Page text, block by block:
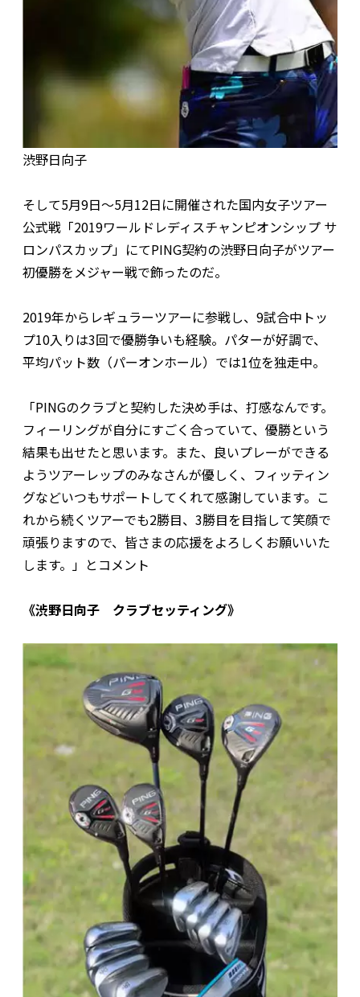
渋野日向子
そして5月9日～5月12日に開催された国内女子ツアー
公式戦「2019ワールドレディスチャンピオンシップ サ
ロンパスカップ」にてPING契約の渋野日向子がツアー
初優勝をメジャー戦で飾ったのだ。
2019年からレギュラーツアーに参戦し、9試合中トッ
プ10入りは3回で優勝争いも経験。パターが好調で、
平均パット数（パーオンホール）では1位を独走中。
「PINGのクラブと契約した決め手は、打感なんです。
フィーリングが自分にすごく合っていて、優勝という
結果も出せたと思います。また、良いプレーができる
ようツアーレップのみなさんが優しく、フィッティン
グなどいつもサポートしてくれて感謝しています。こ
れから続くツアーでも2勝目、3勝目を目指して笑顔で
頑張りますので、皆さまの応援をよろしくお願いいた
します。」とコメント
《渋野日向子 クラブセッティング》